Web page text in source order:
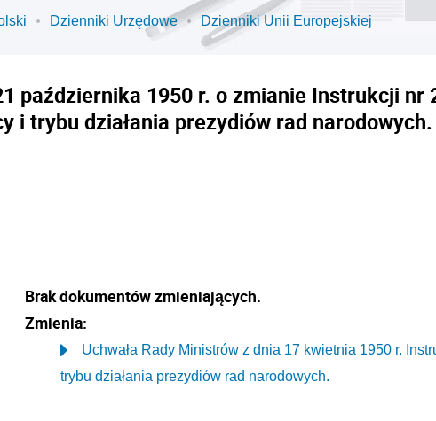
Dzienniki Urzędowe Dzienniki Unii Europejskiej
października 1950 r. o zmianie Instrukcji nr
i trybu działania prezydiów rad narodowych.
Brak dokumentów zmieniających.
Zmienia:
Uchwała Rady Ministrów z dnia 17 kwietnia 1950 r.
trybu działania prezydiów rad narodowych.